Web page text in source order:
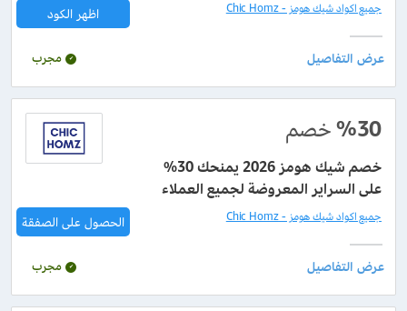
اظهر الكود جميع اكواد شيك هومز - Chic Homz
مجرب
%30خصم
خصم شيك هومز 2026 يمنحك 30%
على السراير المعروضة لجميع العملاء
الحصول على الصفقة جميع اكواد شيك هومز - Chic Homz
مجرب